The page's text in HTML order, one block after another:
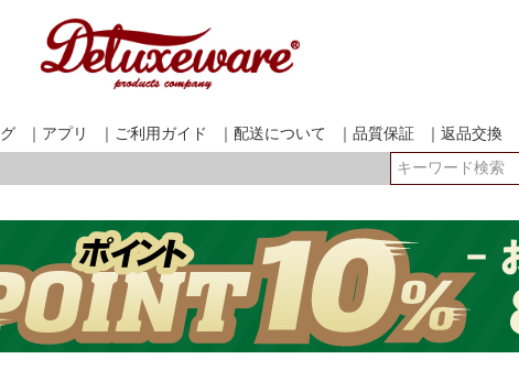
｜アプリ ｜ご利用ガイド ｜配送について ｜品質保証 ｜返品交換